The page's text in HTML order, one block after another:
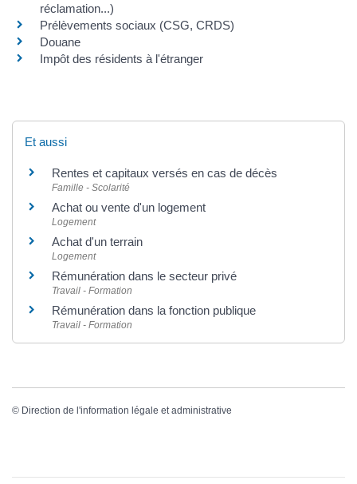
réclamation...)
Prélèvements sociaux (CSG, CRDS)
Douane
Impôt des résidents à l'étranger
Et aussi
Rentes et capitaux versés en cas de décès
Famille - Scolarité
Achat ou vente d'un logement
Logement
Achat d'un terrain
Logement
Rémunération dans le secteur privé
Travail - Formation
Rémunération dans la fonction publique
Travail - Formation
© Direction de l'information légale et administrative